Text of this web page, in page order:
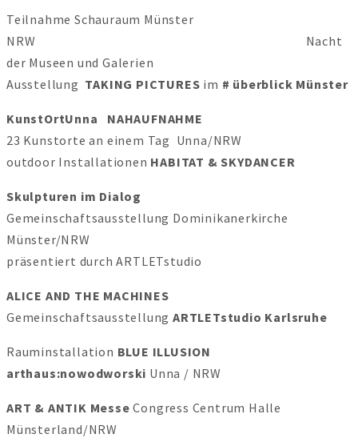
Teilnahme Schauraum Münster
NRW Nacht
der Museen und Galerien
Ausstellung TAKING PICTURES im # überblick Münster
KunstOrtUnna NAHAUFNAHME
23 Kunstorte an einem Tag Unna/NRW
outdoor Installationen HABITAT & SKYDANCER
Skulpturen im Dialog
Gemeinschaftsausstellung Dominikanerkirche
Münster/NRW
präsentiert durch ARTLETstudio
ALICE AND THE MACHINES
Gemeinschaftsausstellung ARTLETstudio Karlsruhe
Rauminstallation BLUE ILLUSION
arthaus:nowodworski Unna / NRW
ART & ANTIK MesseCongress Centrum Halle
Münsterland/NRW